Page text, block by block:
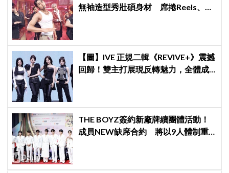
無袖造型秀壯碩身材 席捲Reels、
【圖】IVE 正規二輯《REVIVE+》震撼
回歸！雙主打展現反轉魅力，全體成
THE BOYZ簽約新廠牌續團體活動！
成員NEW缺席合約 將以9人體制重